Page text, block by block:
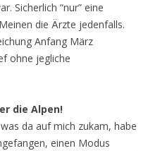
Sicherlich “nur” eine
die Ärzte jedenfalls.
Anfang März
ohne jegliche
die Alpen!
da auf mich zukam, habe
einen Modus